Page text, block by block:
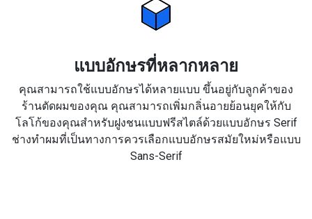
แบบอักษรที่หลากหลาย
คุณสามารถใช้แบบอักษรได้หลายแบบ ขึ้นอยู่กับลูกค้าของ
ร้านตัดผมของคุณ คุณสามารถเพิ่มกลิ่นอายย้อนยุคให้กับ
โลโก้ของคุณสำหรับฝูงชนแบบฟรีสไตล์ด้วยแบบอักษร Serif
ช่างทำผมที่เป็นทางการควรเลือกแบบอักษรสมัยใหม่หรือแบบ
Sans-Serif